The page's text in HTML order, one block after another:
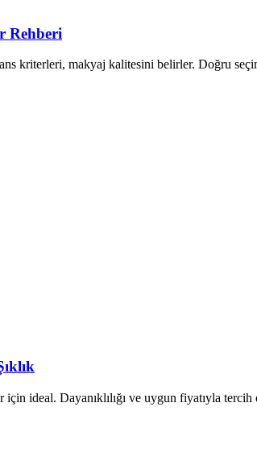
Rehberi
kriterleri, makyaj kalitesini belirler. Doğru
ideal. Dayanıklılığı ve uygun fiyatıyla